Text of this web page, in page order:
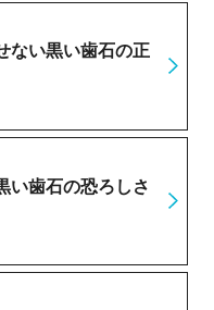
ない黒い歯石の正
い歯石の恐ろしさ